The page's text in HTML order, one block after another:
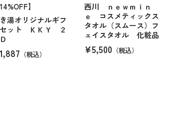
14%OFF】
湯オリジナルギフ
セット ＫＫＹ ２
（税込）
西川 ｎｅｗｍｉｎ
ｅ コスメティックス
タオル（スムース）フ
ェイスタオル 化粧品
¥5,500 （税込）